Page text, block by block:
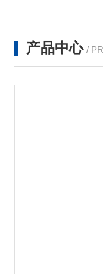
产品中心 /